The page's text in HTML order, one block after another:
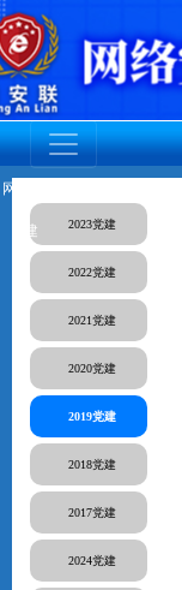
网安联党
建 2023党建
2022党建
2021党建
2020党建
2019党建
2018党建
2017党建
2024党建